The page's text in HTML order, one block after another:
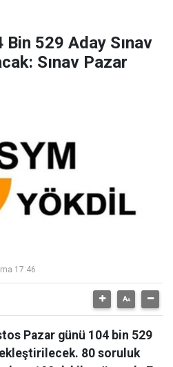
Bin 529 Aday Sınav
Sınav Pazar
17:46
Pazar günü 104 bin 529
80 soruluk